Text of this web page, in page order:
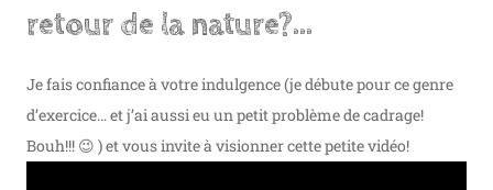
retour de la nature?…
Je fais confiance à votre indulgence (je débute pour ce genre
d’exercice… et j’ai aussi eu un petit problème de cadrage!
Bouh!!! 😉 ) et vous invite à visionner cette petite vidéo!